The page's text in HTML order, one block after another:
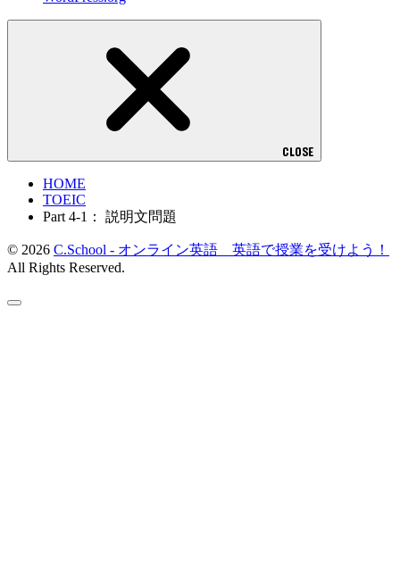
CLOSE
HOME
TOEIC
Part 4-1： 説明文問題
© 2026 C.School - オンライン英語 英語で授業を受けよう！
All Rights Reserved.